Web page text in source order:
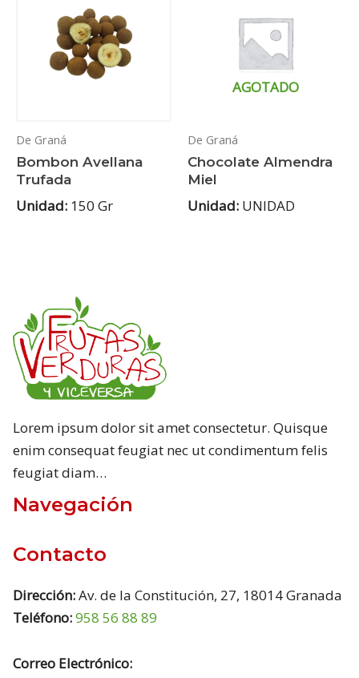
De Graná
Bombon Avellana
Trufada
Unidad: 150 Gr
AGOTADO
De Graná
Chocolate Almendra
Miel
Unidad: UNIDAD
Lorem ipsum dolor sit amet consectetur. Quisque
enim consequat feugiat nec ut condimentum felis
feugiat diam…
Navegación
Contacto
Dirección:Av. de la Constitución, 27, 18014 Granada
Teléfono:958 56 88 89
Correo Electrónico: